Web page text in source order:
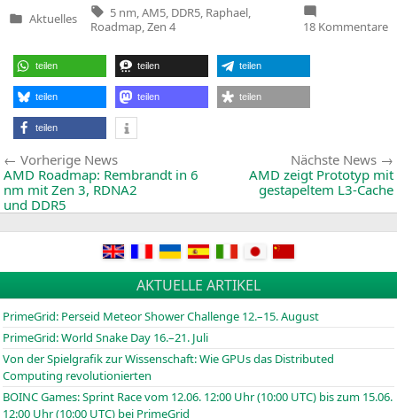
Veröffentlicht
Aktuelles
Tags:
5 nm AM5 DDR5 Raphael
Roadmap, Zen 4 18 Kommentare
teilen teilen teilen
teilen teilen teilen
teilen
Beitragsnavigation
Vorherige NewsVorherige
News:
AMD Roadmap: Rembrandt in 6
nm mit Zen 3, RDNA2
und DDR5
Nächste News
AMD zeigt Prototyp mit
gestapeltem L3-Cache
AKTUELLE ARTIKEL
PrimeGrid: Perseid Meteor Shower Challenge 12.–15. August
PrimeGrid: World Snake Day 16.–21. Juli
Von der Spielgrafik zur Wissenschaft: Wie GPUs das Distributed
Computing revolutionierten
BOINCGames: Sprint Race vom 12.06. 12:00 Uhr (10:00 UTC) bis zum 15.06.
12:00 Uhr (10:00 UTC) bei PrimeGrid